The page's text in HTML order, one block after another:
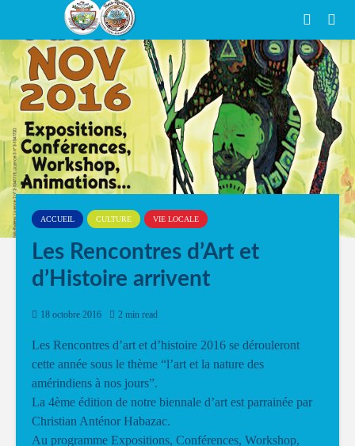
ACCUEIL CULTURE VIE LOCALE
Les Rencontres d’Art et
d’Histoire arrivent
18 octobre 2016 2 min read
Les Rencontres d’art et d’histoire 2016 se dérouleront
cette année sous le thème “l’art et la nature des
amérindiens à nos jours”.
La 4ème édition de notre biennale d’art est parrainée par
Christian Anténor Habazac.
Au programme Expositions, Conférences, Workshop,